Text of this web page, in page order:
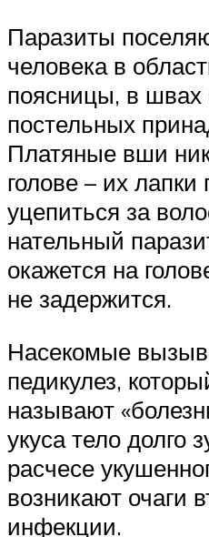
Паразиты
человека в
поясницы, в
постельных
Платяные вши
голове – их лапки
уцепиться за
нательный
окажется на
не задержится.
Насекомые
педикулез,
называют
укуса тело долго
расчесе
возникают очаги
инфекции.